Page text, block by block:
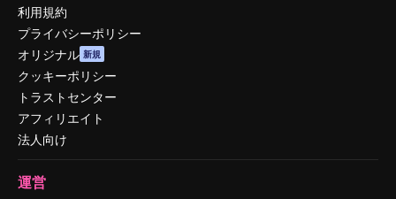
利用規約
プライバシーポリシー
オリジナル 新規
クッキーポリシー
トラストセンター
アフィリエイト
法人向け
運営